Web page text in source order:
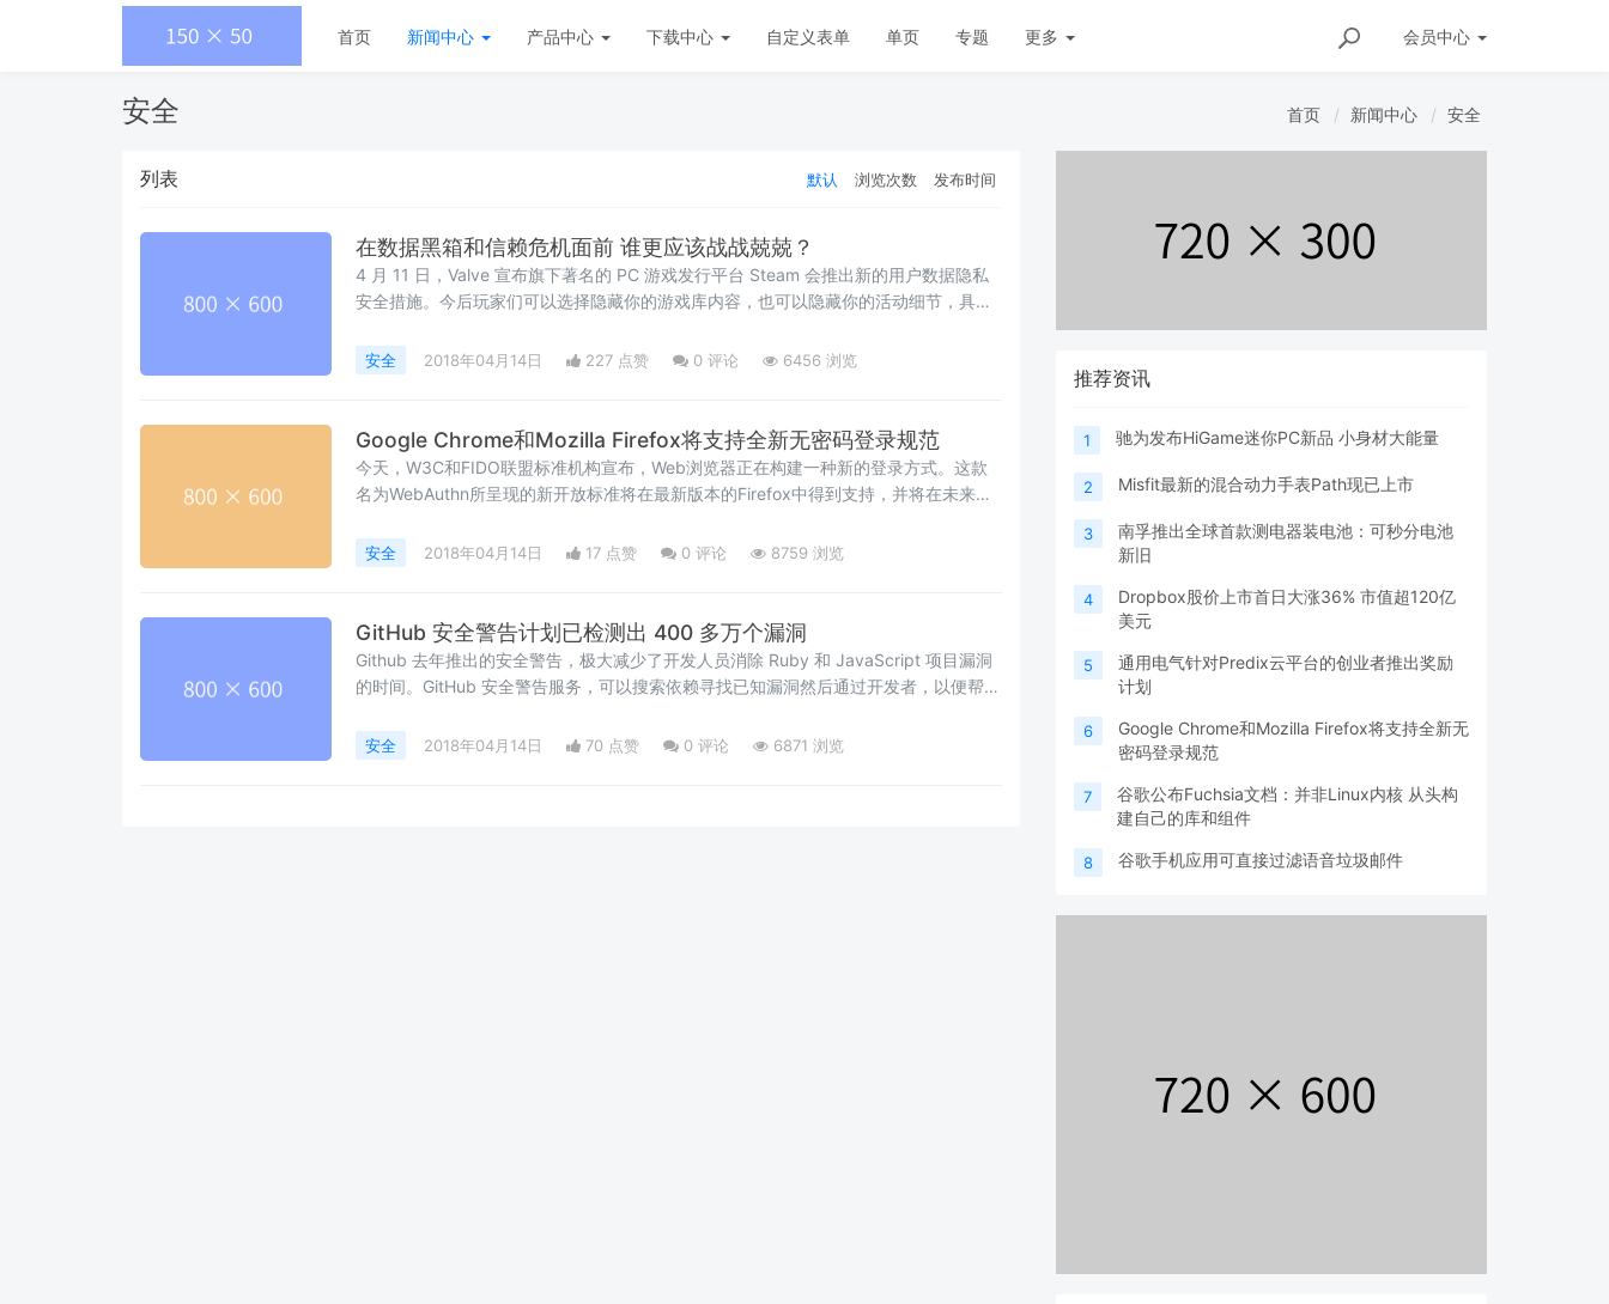
首页 新闻中心 产品中心 下载中心 自定义表单 单页 专题 更多 会员中心
安全 首页 新闻中心 安全
列表 默认 浏览次数 发布时间
在数据黑箱和信赖危机面前 谁更应该战战兢兢？
4 月 11 日，Valve 宣布旗下著名的 PC 游戏发行平台 Steam 会推出新的用户数据隐私
安全措施。今后玩家们可以选择隐藏你的游戏库内容，也可以隐藏你的活动细节，具体
等。
安全 2018年04月14日 227 点赞 0 评论 6456 浏览
Google Chrome和Mozilla Firefox将支持全新无密码登录规范
今天，W3C和FIDO联盟标准机构宣布，Web浏览器正在构建一种新的登录方式。这款
名为WebAuthn所呈现的新开放标准将在最新版本的Firefox中得到支持，并将在未来几
远离密码，转向更安全的登录方式，如生物识别和USB令牌。
安全 2018年04月14日 17 点赞 0 评论 8759 浏览
GitHub 安全警告计划已检测出 400 多万个漏洞
Github 去年推出的安全警告，极大减少了开发人员消除 Ruby 和 JavaScript 项目漏洞
的时间。GitHub 安全警告服务，可以搜索依赖寻找已知漏洞然后通过开发者，以便帮助
安全 2018年04月14日 70 点赞 0 评论 6871 浏览
推荐资讯
1 驰为发布HiGame迷你PC新品 小身材大能量
2 Misfit最新的混合动力手表Path现已上市
3
南孚推出全球首款测电器装电池：可秒分电池
新旧
4
Dropbox股价上市首日大涨36% 市值超120亿
美元
5
通用电气针对Predix云平台的创业者推出奖励
计划
6
Google Chrome和Mozilla Firefox将支持全新无
密码登录规范
7
谷歌公布Fuchsia文档：并非Linux内核 从头构
建自己的库和组件
8 谷歌手机应用可直接过滤语音垃圾邮件